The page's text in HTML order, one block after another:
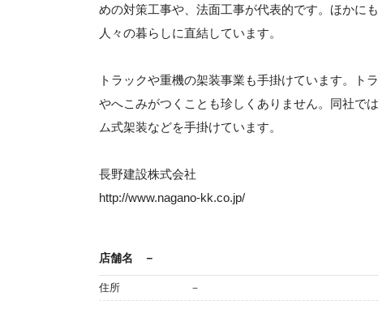
めの対策工事や、法面工事が代表的です。ほかに
人々の暮らしに直結しています。
トラックや重機の架装事業も手掛けています。ト
やへこみがつくことも珍しくありません。同社で
ム式架装などを手掛けています。
長野建設株式会社
http://www.nagano-kk.co.jp/
店舗名 －
住所 －